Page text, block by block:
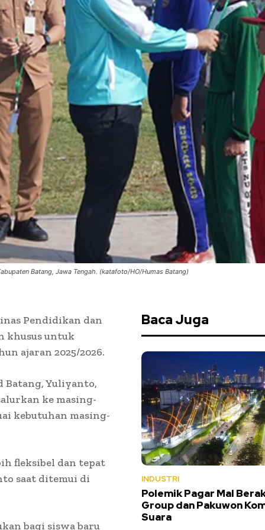
Batang, Jawa Tengah. (katafoto/HO/Humas Batang)
Pendidikan dan
khusus untuk
ajaran 2025/2026.
Batang, Yuliyanto,
ke masing-
kebutuhan masing-
fleksibel dan tepat
saat ditemui di
bagi siswa baru
Baca Juga
INDUSTRI
Polemik Pagar Mal
Group dan Pakuwon
Suara